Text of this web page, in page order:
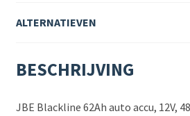
ALTERNATIEVEN
BESCHRIJVING
JBE Blackline 62Ah auto accu, 12V,